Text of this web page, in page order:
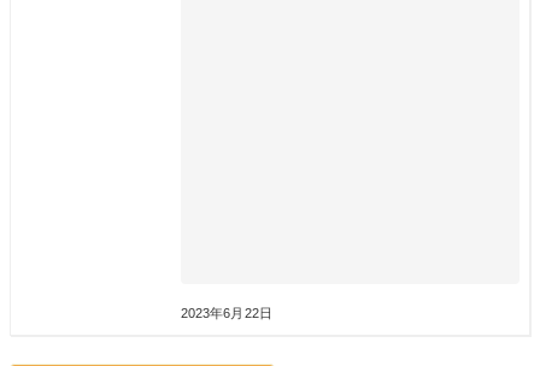
2023年6月22日